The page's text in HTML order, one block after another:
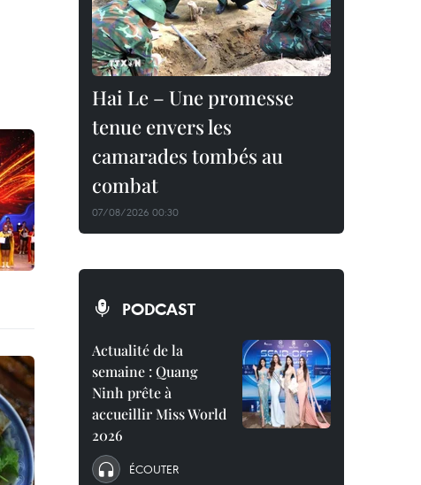
Hai Le – Une promesse
tenue envers les
camarades tombés au
combat
07/08/2026 00:30
PODCAST
Actualité de la
semaine : Quang
Ninh prête à
accueillir Miss World
2026
ÉCOUTER